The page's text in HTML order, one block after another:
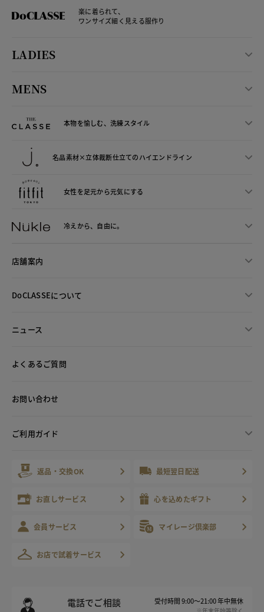
楽に着られて、
ワンサイズ細く見える服作り
LADIES
MENS
本物を愉しむ、洗練スタイル
名品素材×立体裁断仕立てのハイエンドライン
女性を足元から元気にする
冷えから、 自由に。
店舗案内
DoCLASSEについて
ニュース
よくあるご質問
お問い合わせ
ご利用ガイド
返品・交換OK 最短翌日配送
お直しサービス 心を込めたギフト
会員サービス マイレージ倶楽部
お店で試着サービス
電話でご相談 受付時間 9:00～21:00 年中無休